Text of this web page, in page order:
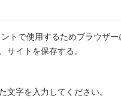
トで使用するためブラウザ
サイトを保存する。
文字を入力してください。